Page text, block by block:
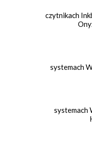
czytnikach
systemach
systemach